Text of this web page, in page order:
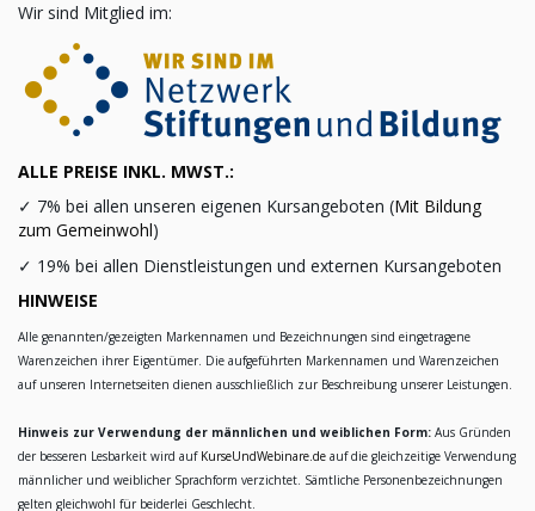
Wir sind Mitglied im:
ALLE PREISE INKL. MWST.:
✓ 7% bei allen unseren eigenen Kursangeboten (Mit Bildung
zum Gemeinwohl)
✓ 19% bei allen Dienstleistungen und externen Kursangeboten
HINWEISE
Alle genannten/gezeigten Markennamen und Bezeichnungen sind eingetragene
Warenzeichen ihrer Eigentümer. Die aufgeführten Markennamen und Warenzeichen
auf unseren Internetseiten dienen ausschließlich zur Beschreibung unserer Leistungen.
Hinweis zur Verwendung der männlichen und weiblichen Form: Aus Gründen
der besseren Lesbarkeit wird auf KurseUndWebinare.de auf die gleichzeitige Verwendung
männlicher und weiblicher Sprachform verzichtet. Sämtliche Personenbezeichnungen
gelten gleichwohl für beiderlei Geschlecht.